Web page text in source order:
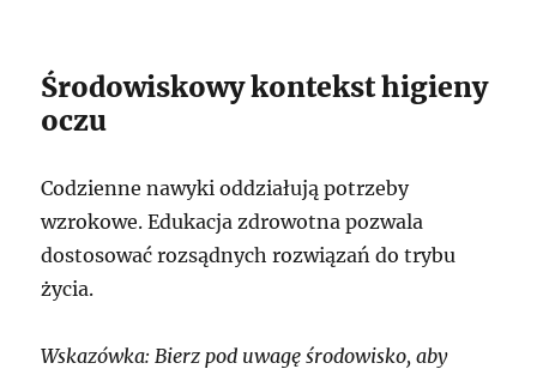
Środowiskowy kontekst higieny
oczu
Codzienne nawyki oddziałują potrzeby
wzrokowe. Edukacja zdrowotna pozwala
dostosować rozsądnych rozwiązań do trybu
życia.
Wskazówka: Bierz pod uwagę środowisko, aby